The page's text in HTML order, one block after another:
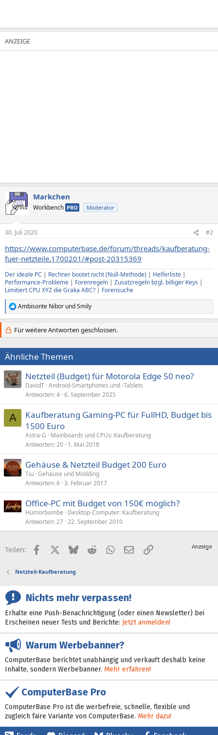
Markchen
Workbench PRO Moderator
30. Juli 2020 #2
https://www.computerbase.de/forum/threads/kaufberatung-
fuer-netzteile.1700201/#post-20315369
Der ideale PC | Rechner bootet nicht (Null-Methode) | Helferliste |
Performance-Probleme | Forenregeln | Zusatzregeln bzgl. billiger Keys |
Limitiert CPU XYZ die Graka ABC? | Forensuche
R
e
a
k
i
o
n
e
n
:
Ambisonte Nibor undSmily
Für weitere Antworten geschlossen.
Ähnliche Themen
Netzteil (Budget) für Motorola Edge 50 neo?
DavidT Android-Smartphones und -Tablets
Antworten 4 6. September 2025
A
Kaufberatung Gaming-PC für FullHD, Budget bis
1500 Euro
Astra-G
Mainboards und CPUs: Kaufberatung
Antworten 20 1. Mai 2018
Gehäuse & Netzteil Budget 200 Euro
Tiu Gehäuse und Modding
Antworten 6 3. Februar 2017
Office-PC mit Budget von 150€ möglich?
Hümörbombe
Desktop-Computer: Kaufberatung
Antworten 27 22. September 2010
Teilen: FacebookX (Twitter)
BlueskyRedditWhatsApp
E-MailLink
Netzteil-Kaufberatung
Nichts mehr verpassen!
Erhalte eine Push-Benachrichtigung (oder einen Newsletter) bei
Erscheinen neuer Tests und Berichte: Jetzt anmelden!
Warum Werbebanner?
ComputerBase berichtet unabhängig und verkauft deshalb keine
Inhalte, sondern Werbebanner. Mehr erfahren!
ComputerBase Pro
ComputerBase Pro ist die werbefreie, schnelle, flexible und
zugleich faire Variante von ComputerBase. Mehr dazu!